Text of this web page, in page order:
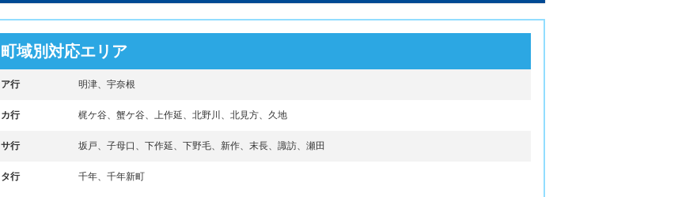
町域別対応エリア
ア行 明津、宇奈根
カ行 梶ケ谷、蟹ケ谷、上作延、北野川、北見方、久地
サ行 坂戸、子母口、下作延、下野毛、新作、末長、諏訪、瀬田
タ行 千年、千年新町